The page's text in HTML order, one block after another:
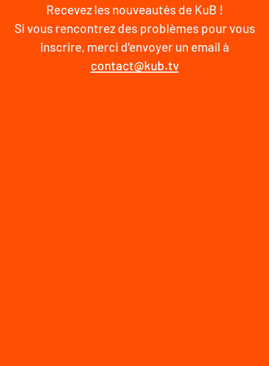
Recevez les nouveautés de KuB !
Si vous rencontrez des problèmes pour vous
inscrire, merci d'envoyer un email à
contact@kub.tv